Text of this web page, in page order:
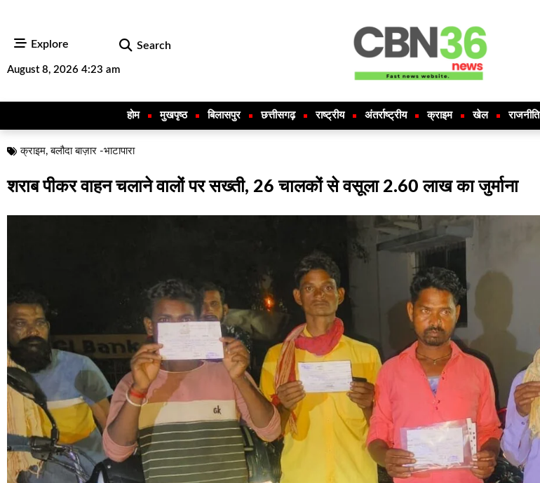
Explore Search
August 8, 2026 4:23 am
होम मुखपृष्ठ बिलासपुर छत्तीसगढ़ राष्ट्रीय अंतर्राष्ट्रीय क्राइम खेल राजनीति
क्राइम,बलौदा बाज़ार -भाटापारा
शराब पीकर वाहन चलाने वालों पर सख्ती, 26 चालकों से वसूला 2.60 लाख का जुर्माना